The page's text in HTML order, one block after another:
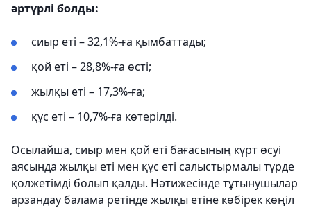
әртүрлі болды:
сиыр еті – 32,1%-ға қымбаттады;
қой еті – 28,8%-ға өсті;
жылқы еті – 17,3%-ға;
құс еті – 10,7%-ға көтерілді.
Осылайша, сиыр мен қой еті бағасының күрт өсуі
аясында жылқы еті мен құс еті салыстырмалы түрде
қолжетімді болып қалды. Нәтижесінде тұтынушылар
арзандау балама ретінде жылқы етіне көбірек көңіл